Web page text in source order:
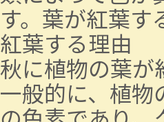
す。葉が紅葉す
紅葉する理由
秋に植物の葉が
一般的に、植物